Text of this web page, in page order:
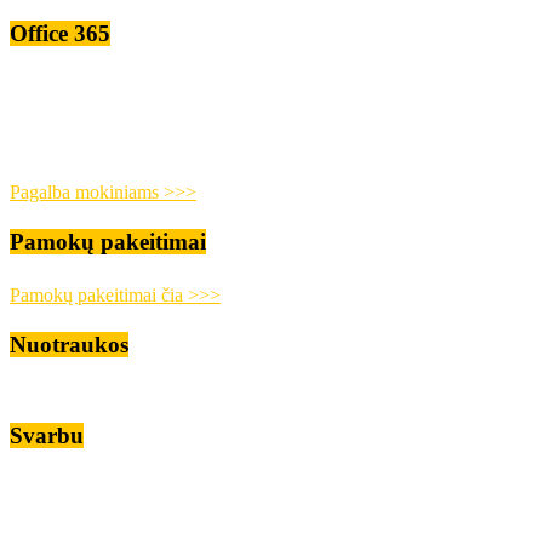
Office 365
Pagalba mokiniams >>>
Pamokų pakeitimai
Pamokų pakeitimai čia >>>
Nuotraukos
Svarbu